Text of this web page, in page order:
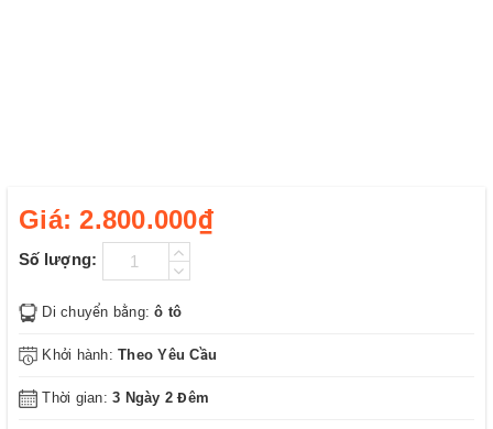
Giá:2.800.000₫
Số lượng:
Di chuyển bằng:ô tô
Khởi hành: Theo Yêu Cầu
Thời gian: 3 Ngày 2 Đêm